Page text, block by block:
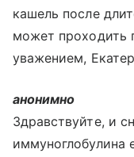
кашель после
может проходить
уважением,
анонимно
Здравствуйте, и
иммуноглобулина